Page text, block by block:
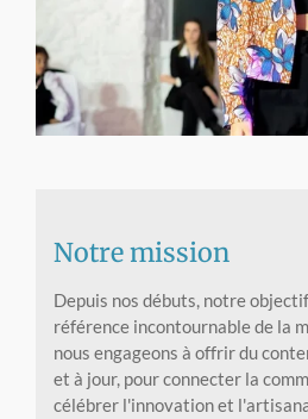
Notre mission
Depuis nos débuts, notre
référence incontournable de la
nous engageons à offrir du
et à jour, pour connecter la
célébrer l'innovation et